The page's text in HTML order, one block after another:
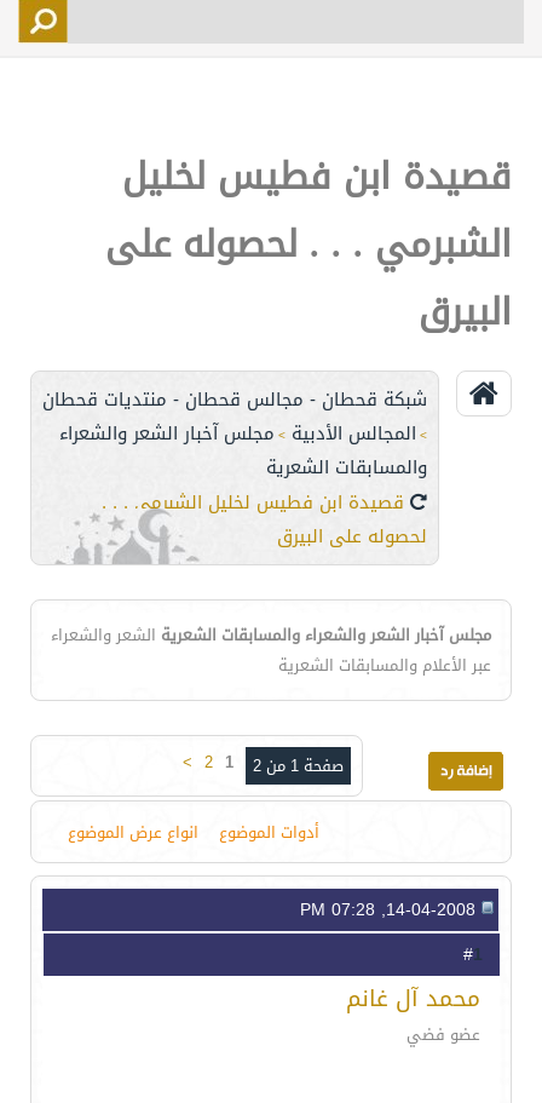
اتصل بنا
قصيدة ابن فطيس لخليل
الشبرمي . . . لحصوله على
البيرق
شبكة قحطان - مجالس قحطان - منتديات قحطان
> المجالس الأدبية > مجلس آخبار الشعر والشعراء
والمسابقات الشعرية
قصيدة ابن فطيس لخليل الشبرمي . . .
لحصوله على البيرق
مجلس آخبار الشعر والشعراء والمسابقات الشعرية الشعر والشعراء
عبر الأعلام والمسابقات الشعرية
صفحة 1 من 2 1
2
>
أدوات الموضوع انواع عرض الموضوع
1
محمد آل غانم
عضو فضي